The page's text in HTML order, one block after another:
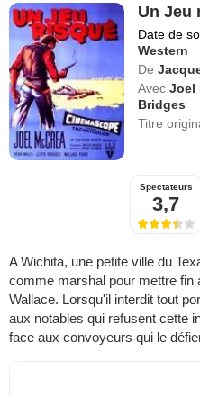
Un Jeu
Date de
Western
De
Avec Joel
Bridges
Titre
Spectateurs
3,7
A Wichita, une petite ville du
comme marshal pour mettre fin
Wallace. Lorsqu'il interdit tout
aux notables qui refusent cette
face aux convoyeurs qui le